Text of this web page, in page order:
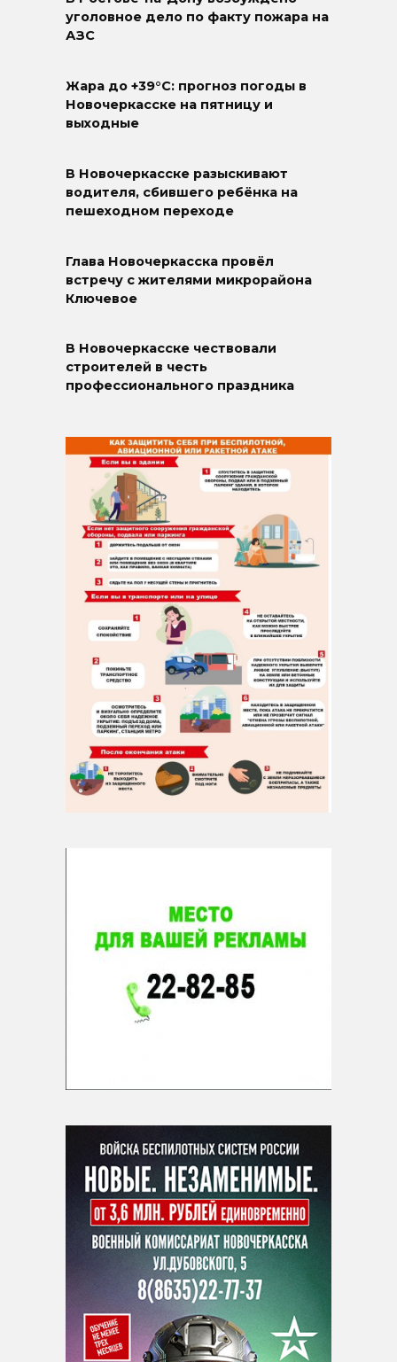
уголовное дело по факту пожара на
АЗС
Жара до +39°C: прогноз погоды в
Новочеркасске на пятницу и
выходные
В Новочеркасске разыскивают
водителя, сбившего ребёнка на
пешеходном переходе
Глава Новочеркасска провёл
встречу с жителями микрорайона
Ключевое
В Новочеркасске чествовали
строителей в честь
профессионального праздника